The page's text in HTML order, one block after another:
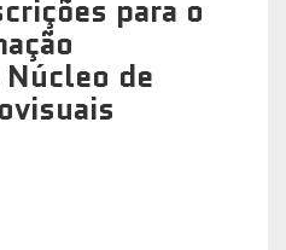
para o
de